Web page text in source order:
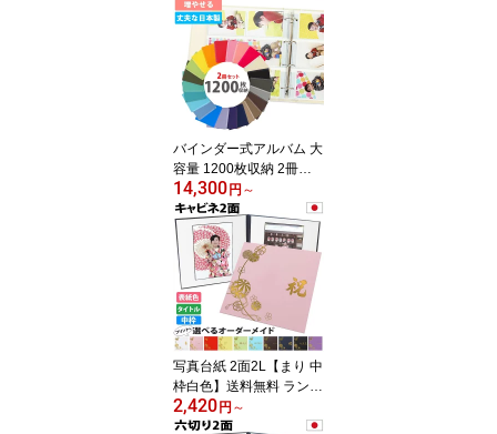
バー）】雨 防キズ 超軽
量 反射 上靴 体操服 水筒
収納 2WAY 手ぶら 登下
校 カスタマイズ おしゃ
れ シンプル かっこいい
荷物 日本製 人気
バインダー式アルバム 大
容量 1200枚収納 2冊セ
ット 写真を増やせるアル
バム L判 リフィル追加 差
し替え可能 写真アルバム
ポケットアルバム リフィ
ル式 フリー台紙 家族写
真 ベビー 成長記録 結婚
式 卒業式 七五三 記念写
真 日本製
14,300円 ～
写真台紙 2面2L【まり 中
枠白色】送料無料 ランキ
ング1位入賞！七五三 結
婚式 成人式 ベビーのお
2,420円 ～